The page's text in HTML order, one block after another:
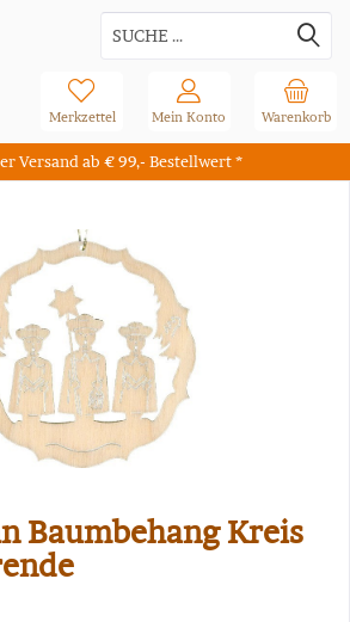
Versand ab € 99,- Bestellwert *
Warenkorb
Merkzettel Mein Konto
Baumbehang Kreis